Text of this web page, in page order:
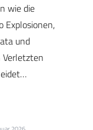
wie die
Explosionen,
und